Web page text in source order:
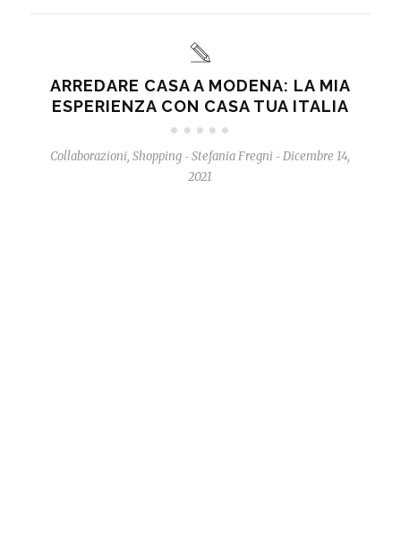
ARREDARE CASA A MODENA: LA MIA
ESPERIENZA CON CASA TUA ITALIA
Collaborazioni,Shopping - Stefania Fregni - Dicembre 14,
2021